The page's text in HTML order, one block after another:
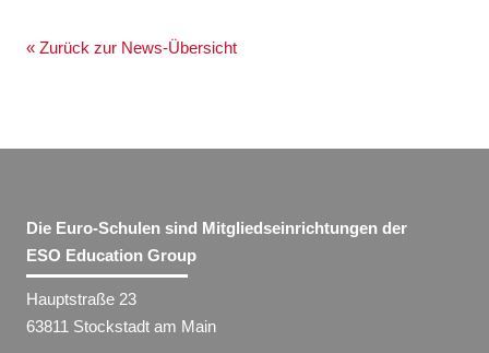
« Zurück zur News-Übersicht
Die Euro-Schulen sind Mitgliedseinrichtungen der
ESO Education Group
Hauptstraße 23
63811 Stockstadt am Main